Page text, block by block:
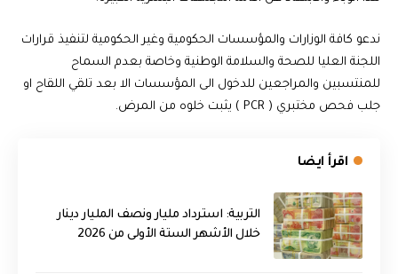
ندعو كافة الوزارات والمؤسسات الحكومية وغير الحكومية لتنفيذ قرارات
اللجنة العليا للصحة والسلامة الوطنية وخاصة بعدم السماح
للمنتسبين والمراجعين للدخول الى المؤسسات الا بعد تلقي اللقاح او
جلب فحص مختبري ( PCR ) يثبت خلوه من المرض.
اقرأ ايضا
التربية: استرداد مليار ونصف المليار دينار
خلال الأشهر الستة الأولى من 2026